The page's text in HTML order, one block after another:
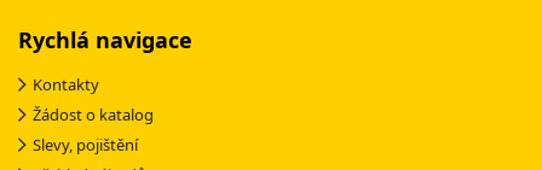
Rychlá navigace
Kontakty
Žádost o katalog
Slevy, pojištění